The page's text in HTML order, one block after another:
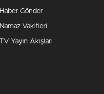
Haber Gönder
Namaz Vakitleri
TV Yayın Akışları